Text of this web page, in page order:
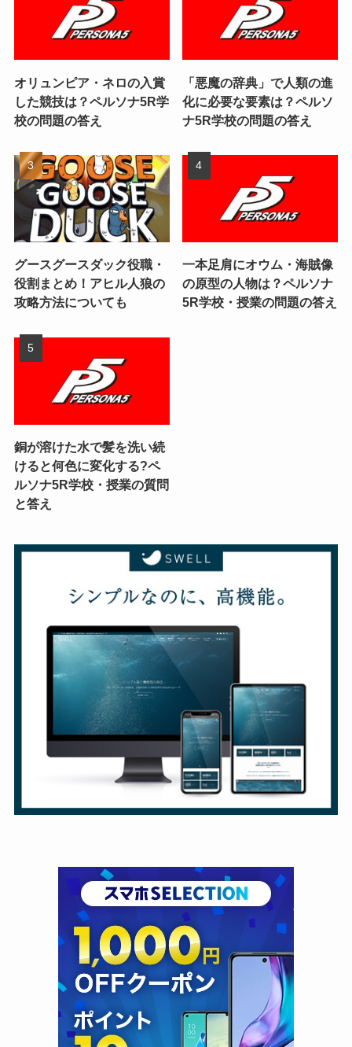
オリュンピア・ネロの入賞
した競技は？ペルソナ5R学
校の問題の答え
「悪魔の辞典」で人類の進
化に必要な要素は？ペルソ
ナ5R学校の問題の答え
グースグースダック役職・
役割まとめ！アヒル人狼の
攻略方法についても
一本足肩にオウム・海賊像
の原型の人物は？ペルソナ
5R学校・授業の問題の答え
銅が溶けた水で髪を洗い続
けると何色に変化する?ペ
ルソナ5R学校・授業の質問
と答え